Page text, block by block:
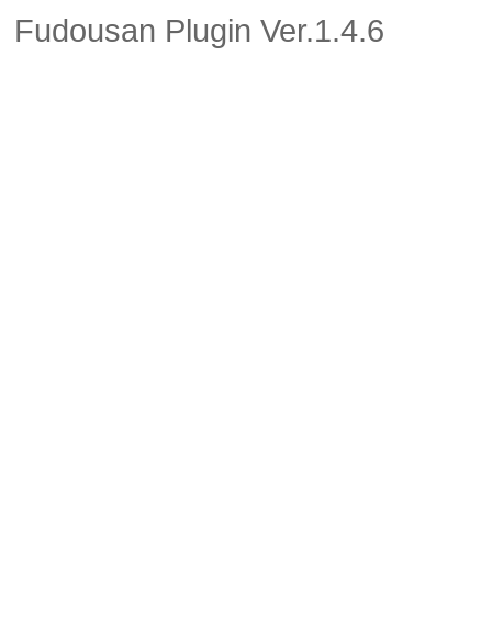
Fudousan Plugin Ver.1.4.6